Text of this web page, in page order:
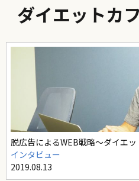
ダイエットカ
脱広告によるWEB戦略～ダイエ
インタビュー
2019.08.13